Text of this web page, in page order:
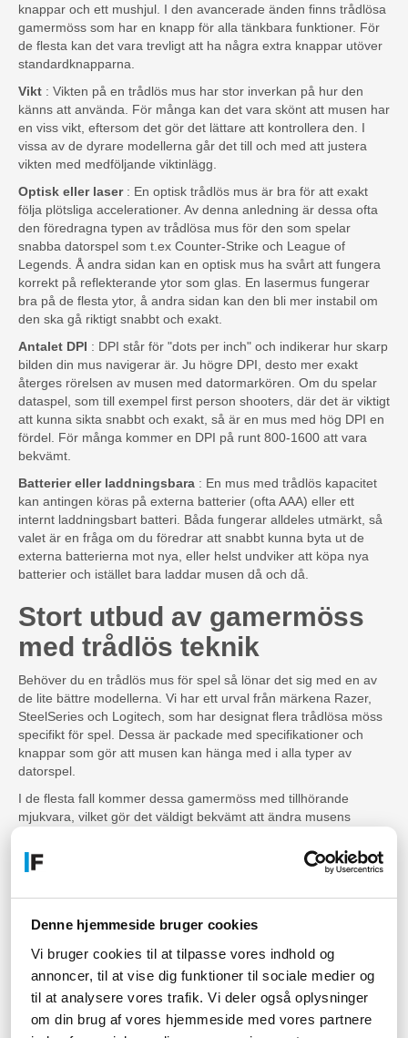
Denne hjemmeside bruger cookies
Vi bruger cookies til at tilpasse vores indhold og
annoncer, til at vise dig funktioner til sociale medier og
til at analysere vores trafik. Vi deler også oplysninger
om din brug af vores hjemmeside med vores partnere
knappar och ett mushjul. I den avancerade änden finns trådlösa
gamermöss som har en knapp för alla tänkbara funktioner. För
de flesta kan det vara trevligt att ha några extra knappar utöver
standardknapparna.
Vikt : Vikten på en trådlös mus har stor inverkan på hur den
känns att använda. För många kan det vara skönt att musen har
en viss vikt, eftersom det gör det lättare att kontrollera den. I
vissa av de dyrare modellerna går det till och med att justera
vikten med medföljande viktinlägg.
Optisk eller laser: En optisk trådlös mus är bra för att exakt
följa plötsliga accelerationer. Av denna anledning är dessa ofta
den föredragna typen av trådlösa mus för den som spelar
snabba datorspel som t.ex Counter-Strike och League of
Legends. Å andra sidan kan en optisk mus ha svårt att fungera
korrekt på reflekterande ytor som glas. En lasermus fungerar
bra på de flesta ytor, å andra sidan kan den bli mer instabil om
den ska gå riktigt snabbt och exakt.
Antalet DPI : DPI står för "dots per inch" och indikerar hur skarp
bilden din mus navigerar är. Ju högre DPI, desto mer exakt
återges rörelsen av musen med datormarkören. Om du spelar
dataspel, som till exempel first person shooters, där det är viktigt
att kunna sikta snabbt och exakt, så är en mus med hög DPI en
fördel. För många kommer en DPI på runt 800-1600 att vara
bekvämt.
Batterier eller laddningsbara : En mus med trådlös kapacitet
kan antingen köras på externa batterier (ofta AAA) eller ett
internt laddningsbart batteri. Båda fungerar alldeles utmärkt, så
valet är en fråga om du föredrar att snabbt kunna byta ut de
externa batterierna mot nya, eller helst undviker att köpa nya
batterier och istället bara laddar musen då och då.
Stort utbud av gamermöss
med trådlös teknik
Behöver du en trådlös mus för spel så lönar det sig med en av
de lite bättre modellerna. Vi har ett urval från märkena Razer,
SteelSeries och Logitech, som har designat flera trådlösa möss
specifikt för spel. Dessa är packade med specifikationer och
knappar som gör att musen kan hänga med i alla typer av
datorspel.
I de flesta fall kommer dessa gamermöss med tillhörande
mjukvara, vilket gör det väldigt bekvämt att ändra musens
ändra DPI och hastighet, samt att välja några av funktionerna
för de extra knapparna.
Välj en trådlös mus som
matchar resten av din
installation
En datormus med trådlösa funktioner kan komma i en mängd
olika utföranden och färger. Om du är orolig för att din trådlösa